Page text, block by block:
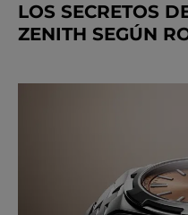
LOS SECRETOS
ZENITH SEGÚN